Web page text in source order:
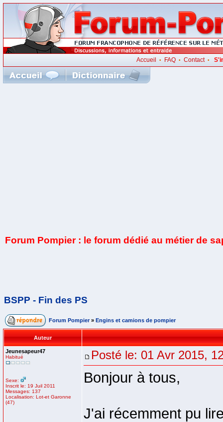
Accueil • FAQ• Contact•
Forum Pompier : le forum dédié au métier de
BSPP - Fin des PS
Forum Pompier » Engins et camions de pompier
Auteur
Jeunesapeur47
Habitué
Sexe:
Inscrit le: 19 Juil 2011
Messages: 137
Localisation: Lot-et Garonne
(47)
Posté le: 01 Avr 2015,
Bonjour à tous,
J'ai récemment pu